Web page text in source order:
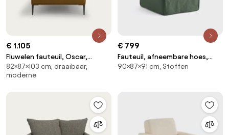
€ 1.105
Fluwelen fauteuil, Oscar,
ontwerp Emmanuel Gallina
82×87×103 cm, draaibaar,
moderne
€ 799
Fauteuil, afneembare hoes,
polyester, Odna
90×87×91 cm, Stoffen